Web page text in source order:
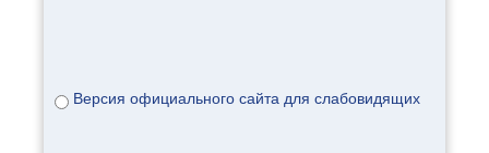
Версия официального сайта для слабовидящих